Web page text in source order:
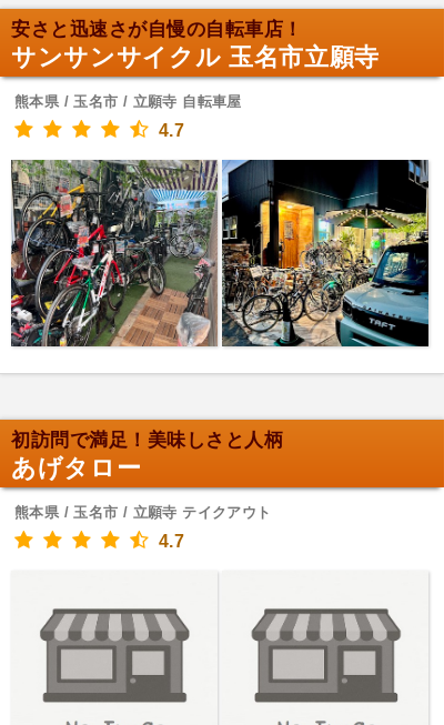
安さと迅速さが自慢の自転車店！
サンサンサイクル 玉名市立願寺
熊本県 / 玉名市 / 立願寺 自転車屋
4.7
初訪問で満足！美味しさと人柄
あげタロー
熊本県 / 玉名市 / 立願寺 テイクアウト
4.7